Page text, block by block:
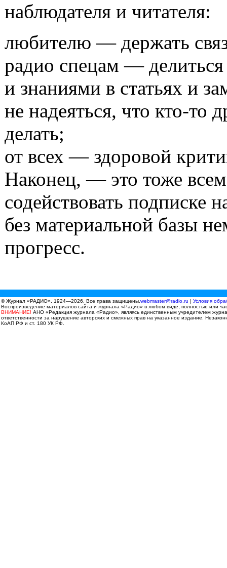
наблюдателя и читателя:
любителю — держать
радио спецам —
и знаниями в статьях и
не надеяться, что кто-то
делать;
от всех — здоровой
Наконец, — это тоже
содействовать подписке
без материальной базы
прогресс.
© Журнал «РАДИО», 1924—2026. Все права защищены. webmaster@radio.ru | Условия
Воспроизведение материалов сайта и журнала «Радио» в любом виде, полностью или
ВНИМАНИЕ! АНО «Редакция журнала «Радио», являясь единственным учредителем
ответственности за нарушение авторских и смежных прав на указанное издание.
КоАП РФ и ст. 180 УК РФ.